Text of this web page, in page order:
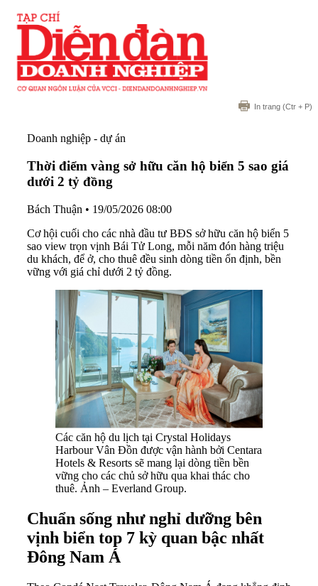
In trang (Ctr + P)
Doanh nghiệp - dự án
Thời điểm vàng sở hữu căn hộ biển 5 sao giá
dưới 2 tỷ đồng
Bách Thuận • 19/05/2026 08:00
Cơ hội cuối cho các nhà đầu tư BĐS sở hữu căn hộ biển 5
sao view trọn vịnh Bái Tử Long, mỗi năm đón hàng triệu
du khách, để ở, cho thuê đều sinh dòng tiền ổn định, bền
vững với giá chỉ dưới 2 tỷ đồng.
Các căn hộ du lịch tại Crystal Holidays
Harbour Vân Đồn được vận hành bởi Centara
Hotels & Resorts sẽ mang lại dòng tiền bền
vững cho các chủ sở hữu qua khai thác cho
thuê. Ảnh – Everland Group.
Chuẩn sống như nghỉ dưỡng bên
vịnh biển top 7 kỳ quan bậc nhất
Đông Nam Á